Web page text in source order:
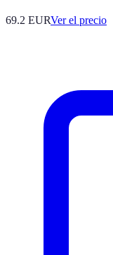
69.2 EURVer el precio